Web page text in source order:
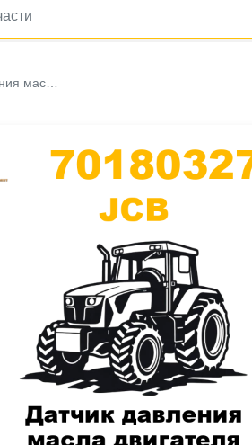
Датчик давления масла двигателя